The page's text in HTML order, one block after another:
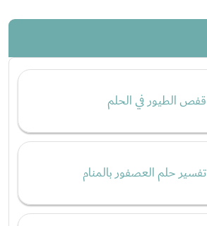
قفص الطيور في الحلم
تفسير حلم العصفور بالمنام